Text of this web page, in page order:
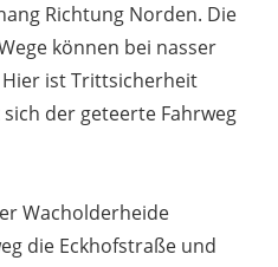
Richtung Norden. Die
können bei nasser
ist Trittsicherheit
der geteerte Fahrweg
Wacholderheide
die Eckhofstraße und